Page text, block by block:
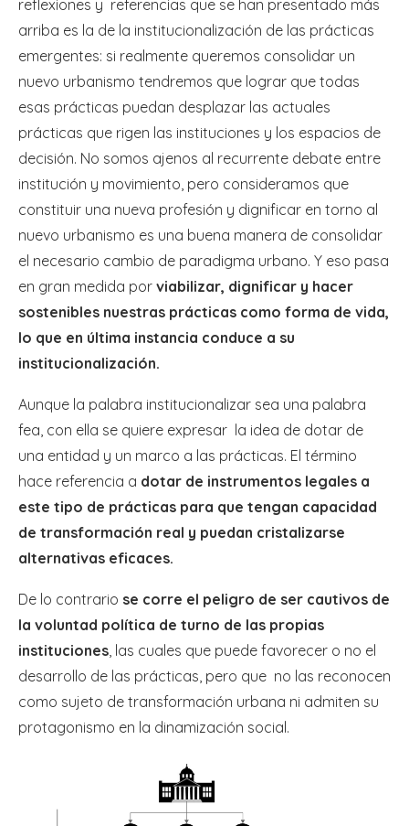
reflexiones y referencias que se han presentado más
arriba es la de la institucionalización de las prácticas
emergentes: si realmente queremos consolidar un
nuevo urbanismo tendremos que lograr que todas
esas prácticas puedan desplazar las actuales
prácticas que rigen las instituciones y los espacios de
decisión. No somos ajenos al recurrente debate entre
institución y movimiento, pero consideramos que
constituir una nueva profesión y dignificar en torno al
nuevo urbanismo es una buena manera de consolidar
el necesario cambio de paradigma urbano. Y eso pasa
en gran medida por viabilizar, dignificar y hacer
sostenibles nuestras prácticas como forma de vida,
lo que en última instancia conduce a su
institucionalización.
Aunque la palabra institucionalizar sea una palabra
fea, con ella se quiere expresar la idea de dotar de
una entidad y un marco a las prácticas. El término
hace referencia a dotar de instrumentos legales a
este tipo de prácticas para que tengan capacidad
de transformación real y puedan cristalizarse
alternativas eficaces.
De lo contrario se corre el peligro de ser cautivos de
la voluntad política de turno de las propias
instituciones , las cuales que puede favorecer o no el
desarrollo de las prácticas, pero que no las reconocen
como sujeto de transformación urbana ni admiten su
protagonismo en la dinamización social.